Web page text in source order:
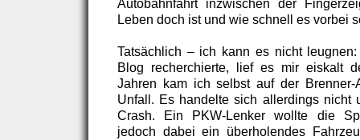
Autobahnfahrt inzwischen der
Leben doch ist und wie schnell es vorbei
Tatsächlich – ich kann es nicht
Blog recherchierte, lief es mir eiskalt
Jahren kam ich selbst auf der Brenner-
Unfall. Es handelte sich allerdings nicht
Crash. Ein PKW-Lenker wollte die
jedoch dabei ein überholendes